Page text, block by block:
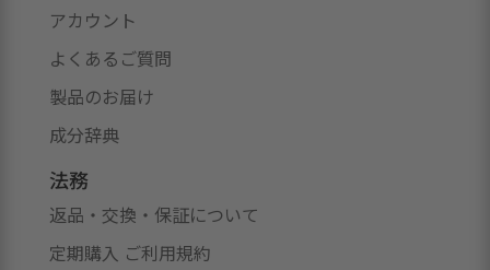
アカウント
よくあるご質問
製品のお届け
成分辞典
法務
返品・交換・保証について
定期購入 ご利用規約